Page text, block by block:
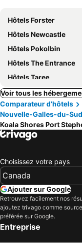
Hôtels Forster
Hôtels Newcastle
Hôtels Pokolbin
Hôtels The Entrance
Hôtels Taree
Voir tous les
Comparateur d’hôtels
Nouvelle-Galles-du-Sud
Koala Shores Port
Choisissez votre pays
Ajouter sur Google
Retrouvez facilement nos
ajoutez trivago comme source
préférée sur Google.
Entreprise